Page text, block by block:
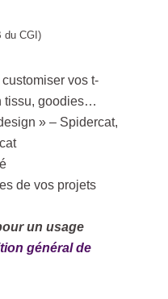
du CGI)
vos t-
tissu, goodies…
» – Spidercat,
de vos projets
un usage
général de